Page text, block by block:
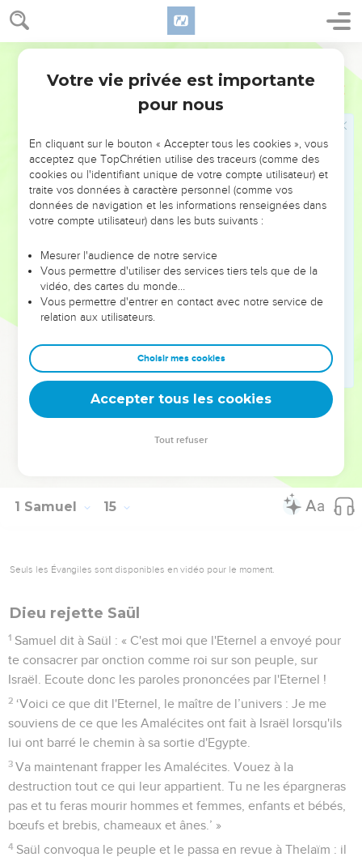
1 Samuel 14
tombera à terre, car c'est avec Dieu qu'il a agi aujourd’hui. »
Ainsi, le peuple sauva Jonathan et il ne mourut pas.
Saül cessa de poursuivre les Philistins et ceux-ci partirent
Les victoires de Saül. Sa famille
Après avoir pris possession de la royauté sur Israël, Saül fit
de tous côtés la guerre à tous ses ennemis : aux Moabites,
aux Ammonites, aux Edomites, aux rois de Tsoba et aux
Philistins ; et partout où il se tournait, il était vainqueur.
Il montra sa force, battit Amalek et délivra Israël de
Les fils de Saül étaient Jonathan, Jishvi et Malkishua.
L’aînée de ses deux filles s'appelait Mérab, et la plus jeune
Mical.
50
d'Achimaats. Le chef de son armée avait pour nom Abner ; il
était le fils de Ner, l’oncle de Saül.
Kis, le père de Saül, et Ner, le père d'Abner, étaient les fils
d'Abiel.
Pendant toute la vie de Saül, il y eut une guerre acharnée
1 Samuel 15
Seuls les Évangiles sont disponibles en vidéo pour le moment.
Dieu rejette Saül
1 Samuel dit à Saül : « C'est moi que l'Eternel a envoyé pour
te consacrer par onction comme roi sur son peuple, sur
Israël. Ecoute donc les paroles prononcées par l'Eternel !
2 ‘Voici ce que dit l'Eternel, le maître de l’univers : Je me
souviens de ce que les Amalécites ont fait à Israël lorsqu'ils
lui ont barré le chemin à sa sortie d'Egypte.
3 Va maintenant frapper les Amalécites. Vouez à la
destruction tout ce qui leur appartient. Tu ne les épargneras
pas et tu feras mourir hommes et femmes, enfants et bébés,
bœufs et brebis, chameaux et ânes.’ »
4 Saül convoqua le peuple et le passa en revue à Thelaïm : il
Votre vie privée est importante
pour nous
En cliquant sur le bouton « Accepter tous les cookies », vous
acceptez que TopChrétien utilise des traceurs (comme des
cookies ou l'identifiant unique de votre compte utilisateur) et
traite vos données à caractère personnel (comme vos
données de navigation et les informations renseignées dans
votre compte utilisateur) dans les buts suivants :
Mesurer l'audience de notre service
Vous permettre d'utiliser des services tiers tels que de la
vidéo, des cartes du monde…
Vous permettre d'entrer en contact avec notre service de
relation aux utilisateurs.
Choisir mes cookies
Accepter tous les cookies
Tout refuser